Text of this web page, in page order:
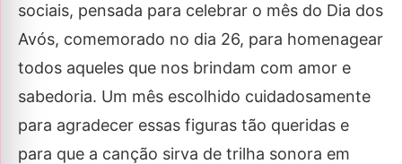
sociais, pensada para celebrar o mês do Dia dos
Avós, comemorado no dia 26, para homenagear
todos aqueles que nos brindam com amor e
sabedoria. Um mês escolhido cuidadosamente
para agradecer essas figuras tão queridas e
para que a canção sirva de trilha sonora em